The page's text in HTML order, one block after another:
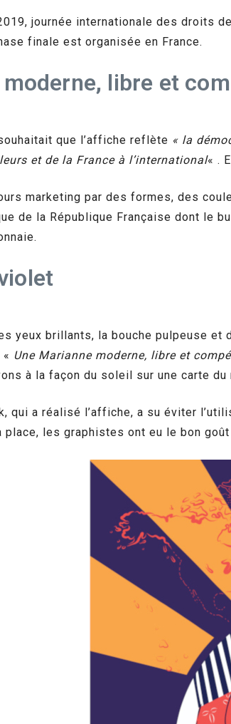
journée internationale des droits
finale est organisée en France.
moderne, libre et
que l’affiche reflète « la
et de la France à l’international« .
marketing par des formes, des
de la République Française dont le
yeux brillants, la bouche pulpeuse
Une Marianne moderne, libre et
à la façon du soleil sur une carte du
qui a réalisé l’affiche, a su éviter
les graphistes ont eu le bon